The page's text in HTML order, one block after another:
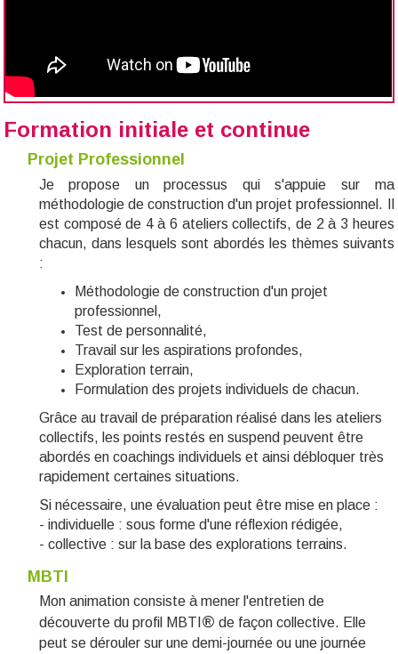
Formation initiale et continue
Projet Professionnel
Je propose un processus qui s'appuie sur ma
méthodologie de construction d'un projet professionnel . Il
est composéde 4 à 6 ateliers collectifs, de 2 à 3 heures
chacun, dans lesquels sont abordés les thèmes suivants
:
Méthodologie de construction d'un projet
professionnel,
Test de personnalité,
Travail sur les aspirations profondes,
Exploration terrain,
Formulation des projets individuels de chacun.
Grâce au travail de préparation réalisé dans les ateliers
collectifs, les points restés en suspend peuvent être
abordés en coachings individuels et ainsi débloquer très
rapidement certaines situations.
Si nécessaire, une évaluation peut être mise en place :
- individuelle : sous forme d'une réflexion rédigée,
- collective : sur la base des explorations terrains.
MBTI
Mon animation consiste à mener l'entretien de
découverte du profil MBTI ® de façon collective. Elle
peut se dérouler sur une demi-journée ou une journée